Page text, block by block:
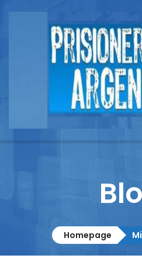
Buscador
Documentos
Columnistas
Contacto
Homepage